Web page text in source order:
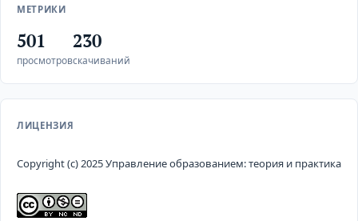
МЕТРИКИ
501
просмотров
230
скачиваний
ЛИЦЕНЗИЯ
Copyright (c) 2025 Управление образованием: теория и практика